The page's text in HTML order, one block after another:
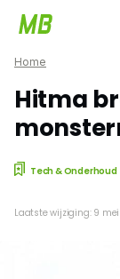
Home
Hitma
Tech & Onderhoud
Laatste wijziging: 9